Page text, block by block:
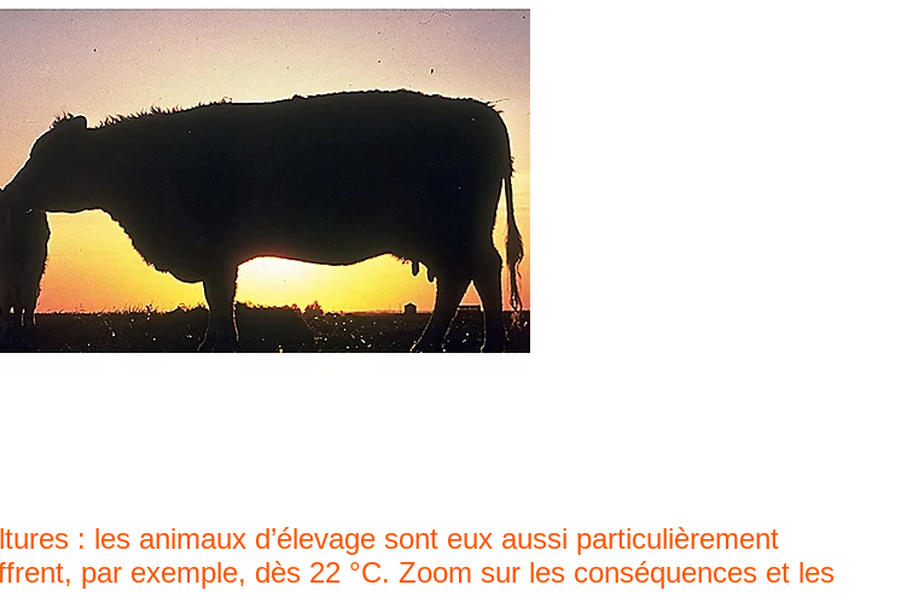
: les animaux d’élevage sont eux aussi particulièrement
par exemple, dès 22 °C. Zoom sur les conséquences et les